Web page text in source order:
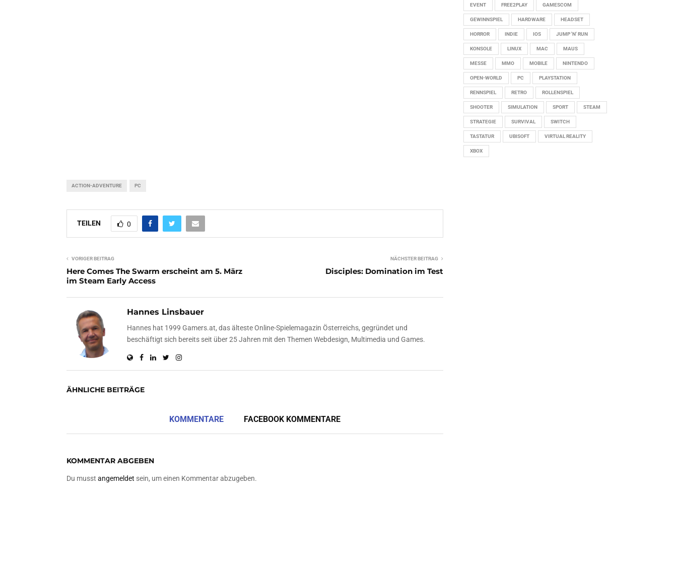
ACTION-ADVENTURE PC
TEILEN 0
VORIGER BEITRAG
Here Comes The Swarm erscheint am 5. März
im Steam Early Access
NÄCHSTER BEITRAG
Disciples: Domination im Test
Hannes Linsbauer
Hannes hat 1999 Gamers.at, das älteste Online-Spielemagazin Österreichs, gegründet und
beschäftigt sich bereits seit über 25 Jahren mit den Themen Webdesign, Multimedia und Games.
ÄHNLICHE BEITRÄGE
KOMMENTARE FACEBOOK KOMMENTARE
KOMMENTAR ABGEBEN
Du musst angemeldet sein, um einen Kommentar abzugeben.
EVENT FREE2PLAY GAMESCOM
GEWINNSPIEL HARDWARE HEADSET
HORROR INDIE IOS JUMP 'N' RUN
KONSOLE LINUX MAC MAUS
MESSE MMO MOBILE NINTENDO
OPEN-WORLD PC PLAYSTATION
RENNSPIEL RETRO ROLLENSPIEL
SHOOTER SIMULATION SPORT STEAM
STRATEGIE SURVIVAL SWITCH
TASTATUR UBISOFT VIRTUAL REALITY
XBOX